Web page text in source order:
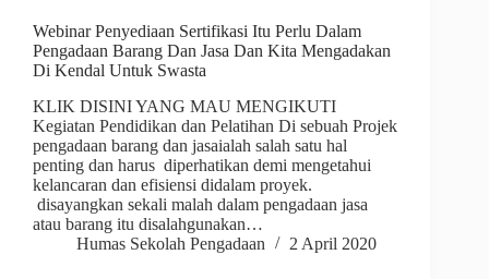
Webinar Penyediaan Sertifikasi Itu Perlu Dalam
Pengadaan Barang Dan Jasa Dan Kita Mengadakan
Di Kendal Untuk Swasta
KLIK DISINI YANG MAU MENGIKUTI
Kegiatan Pendidikan dan Pelatihan Di sebuah Projek
pengadaan barang dan jasaialah salah satu hal
penting dan harus diperhatikan demi mengetahui
kelancaran dan efisiensi didalam proyek.
disayangkan sekali malah dalam pengadaan jasa
atau barang itu disalahgunakan…
Humas Sekolah Pengadaan
2 April 2020